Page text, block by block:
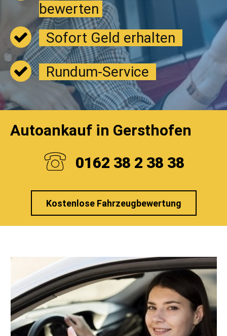
bewerten
Sofort Geld erhalten
Rundum-Service
Autoankauf in Gersthofen
0162 38 2 38 38
Kostenlose Fahrzeugbewertung